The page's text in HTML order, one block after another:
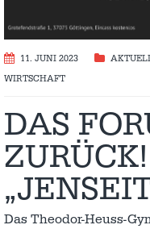
11. JUNI 2023
WIRTSCHAFT
DAS
Das Theodor-Heuss-